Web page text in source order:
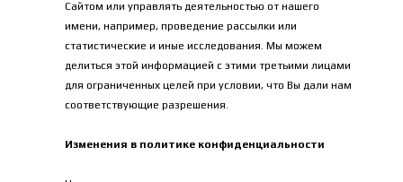
Сайтом или управлять деятельностью от нашего
имени, например, проведение рассылки или
статистические и иные исследования. Мы можем
делиться этой информацией с этими третьими лицами
для ограниченных целей при условии, что Вы дали нам
соответствующие разрешения.
Изменения в политике конфиденциальности